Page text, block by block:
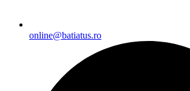
online@batiatus.ro